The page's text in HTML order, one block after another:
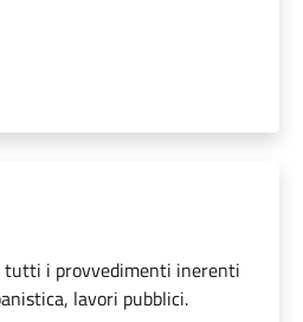
tutti i provvedimenti inerenti
lavori pubblici.